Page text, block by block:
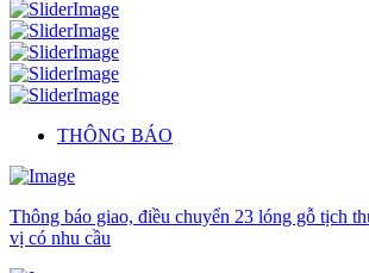
THÔNG BÁO
Thông báo giao, điều chuyển 23 lóng gỗ tịch
vị có nhu cầu